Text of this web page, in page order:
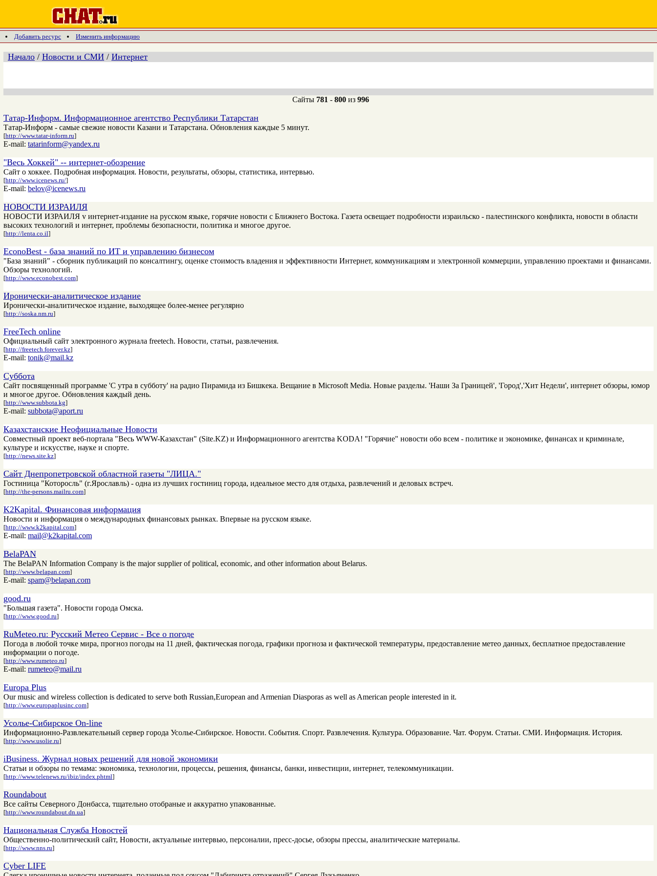
Добавить ресурс Изменить информацию
Начало / Новости и СМИ / Интернет
Сайты 781 - 800из 996
Татар-Информ. Информационное агентство Республики Татарстан
Татар-Информ - самые свежие новости Казани и Татарстана. Обновления каждые 5 минут.
[http://www.tatar-inform.ru]
E-mail: tatarinform@yandex.ru
"Весь Хоккей" -- интернет-обозрение
Сайт о хоккее. Подробная информация. Новости, результаты, обзоры, статистика, интервью.
[http://www.icenews.ru/]
E-mail: belov@icenews.ru
НОВОСТИ ИЗРАИЛЯ
НОВОСТИ ИЗРАИЛЯ v интернет-издание на русском языке, горячие новости с Ближнего Востока. Газета освещает подробности израильско - палестинского конфликта, новости в области
высоких технологий и интернет, проблемы безопасности, политика и многое другое.
[http://lenta.co.il]
EconoBest - база знаний по ИТ и управлению бизнесом
"База знаний" - сборник публикаций по консалтингу, оценке стоимость владения и эффективности Интернет, коммуникациям и электронной коммерции, управлению проектами и финансами.
Обзоры технологий.
[http://www.econobest.com]
Иронически-аналитическое издание
Иронически-аналитическое издание, выходящее более-менее регулярно
[http://soska.nm.ru]
FreeTech online
Официальный сайт электронного журнала freetech. Новости, статьи, развлечения.
[http://freetech.forever.kz]
E-mail: tonik@mail.kz
Cуббота
Сайт посвященный программе 'С утра в субботу' на радио Пирамида из Бишкека. Вещание в Microsoft Media. Новые разделы. 'Наши За Границей', 'Город','Хит Недели', интернет обзоры, юмор
и многое другое. Обновления каждый день.
[http://www.subbota.kg]
E-mail: subbota@aport.ru
Казахстанские Неофициальные Новости
Совместный проект веб-портала "Весь WWW-Казахстан" (Site.KZ) и Информационного агентства KODA! "Горячие" новости обо всем - политике и экономике, финансах и криминале,
культуре и искусстве, науке и спорте.
[http://news.site.kz]
Сайт Днепропетровской областной газеты "ЛИЦА."
Гостиница "Которосль" (г.Ярославль) - одна из лучших гостиниц города, идеальное место для отдыха, развлечений и деловых встреч.
[http://the-persons.mailru.com]
K2Kapital. Финансовая информация
Новости и информация о международных финансовых рынках. Впервые на русском языке.
[http://www.k2kapital.com]
E-mail: mail@k2kapital.com
BelaPAN
The BelaPAN Information Company is the major supplier of political, economic, and other information about Belarus.
[http://www.belapan.com]
E-mail: spam@belapan.com
good.ru
"Большая газета". Новости города Омска.
[http://www.good.ru]
RuMeteo.ru: Русский Метео Сервис - Все о погоде
Погода в любой точке мира, прогноз погоды на 11 дней, фактическая погода, графики прогноза и фактической температуры, предоставление метео данных, бесплатное предоставление
информации о погоде.
[http://www.rumeteo.ru]
E-mail: rumeteo@mail.ru
Europa Plus
Our music and wireless collection is dedicated to serve both Russian,European and Armenian Diasporas as well as American people interested in it.
[http://www.europaplusinc.com]
Усолье-Сибирское On-line
Информационно-Развлекательный сервер города Усолье-Сибирское. Новости. События. Спорт. Развлечения. Культура. Образование. Чат. Форум. Статьи. СМИ. Информация. История.
[http://www.usolie.ru]
iBusiness. Журнал новых решений для новой экономики
Статьи и обзоры по темама: экономика, технологии, процессы, решения, финансы, банки, инвестиции, интернет, телекоммуникации.
[http://www.telenews.ru/ibiz/index.phtml]
Roundabout
Все сайты Северного Донбасса, тщательно отобраные и аккуратно упакованные.
[http://www.roundabout.dn.ua]
Национальная Служба Новостей
Общественно-политический сайт, Новости, актуальные интервью, персоналии, пресс-досье, обзоры прессы, аналитические материалы.
[http://www.nns.ru]
Cyber LIFE